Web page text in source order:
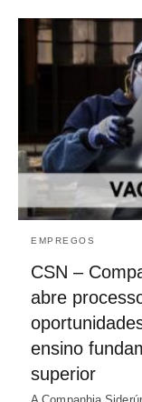
EMPREGOS
CSN –
abre
ensino
superior
A Companhia